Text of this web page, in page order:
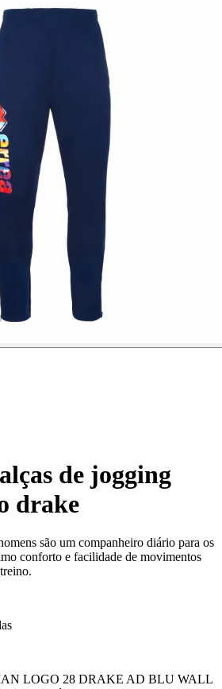
de jogging
drake
são um companheiro diário para os
conforto e facilidade de movimentos
LOGO 28 DRAKE AD BLU WALL